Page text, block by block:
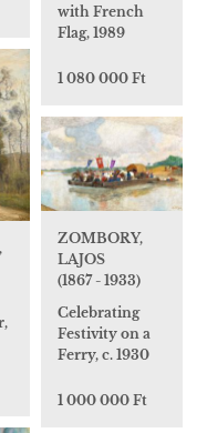
with French
Flag, 1989
1 080 000 Ft
ZOMBORY,
LAJOS
(1867 - 1933)
Celebrating
Festivity on a
Ferry, c. 1930
1 000 000 Ft